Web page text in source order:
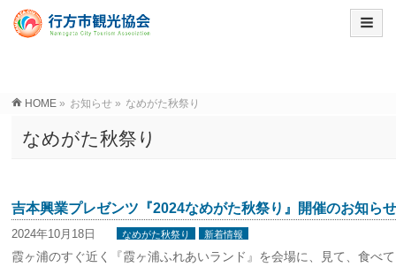
HOME » お知らせ » なめがた秋祭り
なめがた秋祭り
吉本興業プレゼンツ『2024なめがた秋祭り』開催のお知ら
2024年10月18日 なめがた秋祭り 新着情報
霞ヶ浦のすぐ近く『霞ヶ浦ふれあいランド』を会場に、見て、食べ